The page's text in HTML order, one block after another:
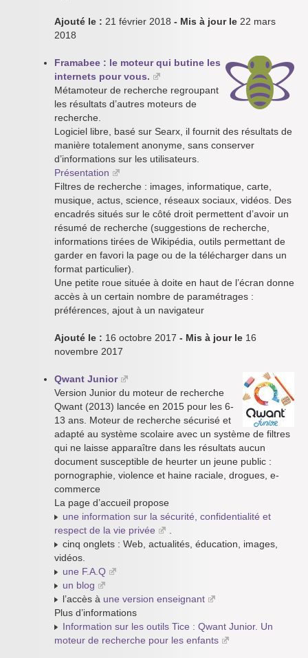
Ajouté le : 21 février 2018 - Mis à jour le 22 mars
2018
Framabee : le moteur qui butine les
internets pour vous.
Métamoteur de recherche regroupant
les résultats d’autres moteurs de
recherche.
Logiciel libre, basé sur Searx, il fournit des résultats de
manière totalement anonyme, sans conserver
d’informations sur les utilisateurs.
Présentation
Filtres de recherche : images, informatique, carte,
musique, actus, science, réseaux sociaux, vidéos. Des
encadrés situés sur le côté droit permettent d’avoir un
résumé de recherche (suggestions de recherche,
informations tirées de Wikipédia, outils permettant de
garder en favori la page ou de la télécharger dans un
format particulier).
Une petite roue située à doite en haut de l’écran donne
accès à un certain nombre de paramétrages :
préférences, ajout à un navigateur
Ajouté le : 16 octobre 2017 - Mis à jour le 16
novembre 2017
Qwant Junior
Version Junior du moteur de recherche
Qwant (2013) lancée en 2015 pour les 6-
13 ans. Moteur de recherche sécurisé et
adapté au système scolaire avec un système de filtres
qui ne laisse apparaître dans les résultats aucun
document susceptible de heurter un jeune public :
pornographie, violence et haine raciale, drogues, e-
commerce
La page d’accueil propose
une information sur la sécurité, confidentialité et
respect de la vie privée
cinq onglets : Web, actualités, éducation, images,
vidéos.
une F.A.Q
un blog
l’accès à une version enseignant
Plus d’informations
Information sur les outils Tice : Qwant Junior. Un
moteur de recherche pour les enfants